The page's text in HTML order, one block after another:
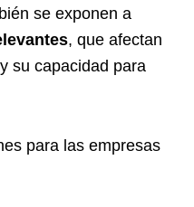
se exponen a
, que afectan
su capacidad para
para las empresas